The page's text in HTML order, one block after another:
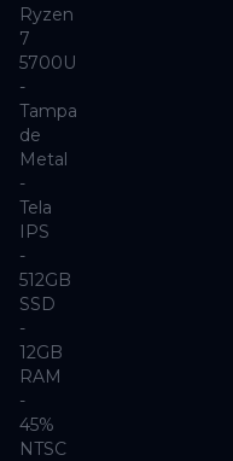
Ryzen
7
5700U
-
Tampa
de
Metal
-
Tela
IPS
-
512GB
SSD
-
12GB
RAM
-
45%
NTSC